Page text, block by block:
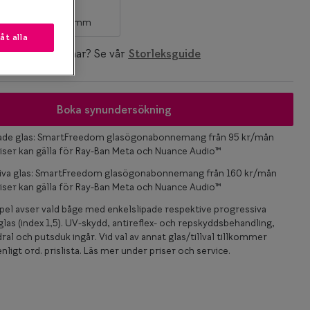
120-126 mm
storlek du har? Se vår Storleksguide
Boka synundersökning
glas: SmartFreedom glasögonabonnemang från 95 kr/mån
kan gälla för Ray-Ban Meta och Nuance Audio™
glas: SmartFreedom glasögonabonnemang från 160 kr/mån
kan gälla för Ray-Ban Meta och Nuance Audio™
avser vald båge med enkelslipade respektive progressiva
(index 1,5). UV-skydd, antireflex- och repskyddsbehandling,
och putsduk ingår. Vid val av annat glas/tillval tillkommer
ord. prislista. Läs mer under priser och service.
alla